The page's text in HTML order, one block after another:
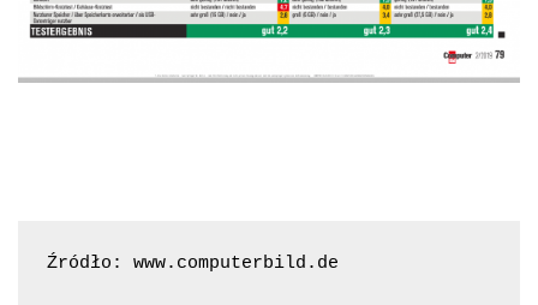
Źródło: www.computerbild.de